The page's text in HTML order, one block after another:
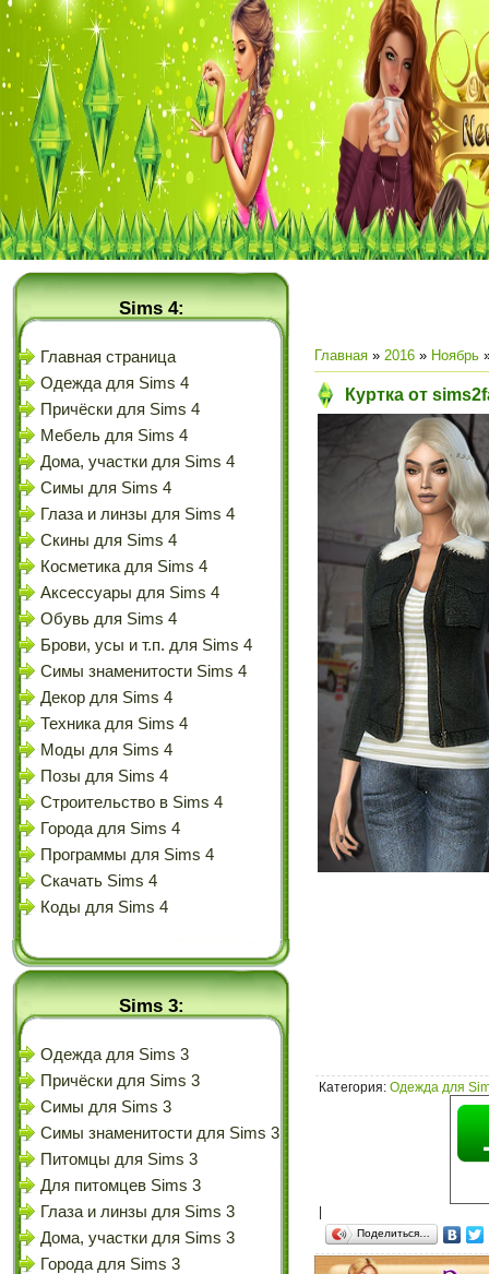
Sims 4:
Главная страница
Одежда для Sims 4
Причёски для Sims 4
Мебель для Sims 4
Дома, участки для Sims 4
Симы для Sims 4
Глаза и линзы для Sims 4
Скины для Sims 4
Косметика для Sims 4
Аксессуары для Sims 4
Обувь для Sims 4
Брови, усы и т.п. для Sims 4
Симы знаменитости Sims 4
Декор для Sims 4
Техника для Sims 4
Моды для Sims 4
Позы для Sims 4
Строительство в Sims 4
Города для Sims 4
Программы для Sims 4
Скачать Sims 4
Коды для Sims 4
Sims 3:
Одежда для Sims 3
Причёски для Sims 3
Симы для Sims 3
Симы знаменитости для Sims 3
Питомцы для Sims 3
Для питомцев Sims 3
Глаза и линзы для Sims 3
Дома, участки для Sims 3
Города для Sims 3
Главная » 2016 » Ноябрь
Куртка от
Категория: Одежда для
Поделиться…